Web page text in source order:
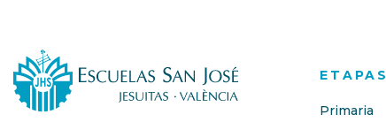
ETAPAS
Primaria